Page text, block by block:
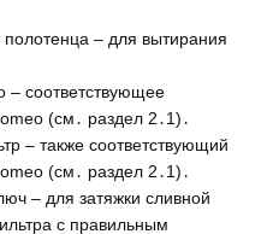
– для вытирания
– соответствующее
(см․ раздел 2․1)․
– также соответствующий
(см․ раздел 2․1)․
– для затяжки сливной
с правильным